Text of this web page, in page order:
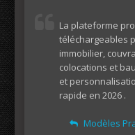
La plateforme
téléchargeables
immobilier,
colocations et
et
rapide en 2026 .
Modèles